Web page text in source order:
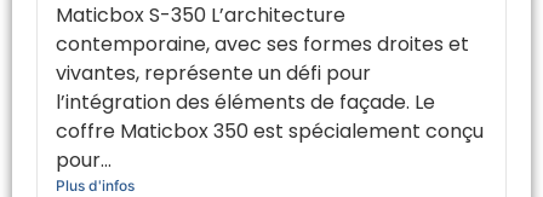
Maticbox S-350 L’architecture
contemporaine, avec ses formes droites et
vivantes, représente un défi pour
l’intégration des éléments de façade. Le
coffre Maticbox 350 est spécialement conçu
pour...
Plus d'infos